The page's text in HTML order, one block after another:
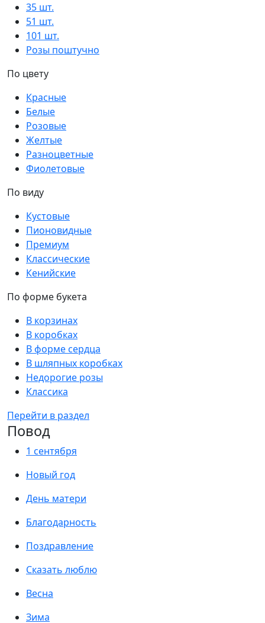
35 шт.
51 шт.
101 шт.
Розы поштучно
По цвету
Красные
Белые
Розовые
Желтые
Разноцветные
Фиолетовые
По виду
Кустовые
Пионовидные
Премиум
Классические
Кенийские
По форме букета
В корзинах
В коробках
В форме сердца
В шляпных коробках
Недорогие розы
Классика
Перейти в раздел
Повод
1 сентября
Новый год
День матери
Благодарность
Поздравление
Сказать люблю
Весна
Зима